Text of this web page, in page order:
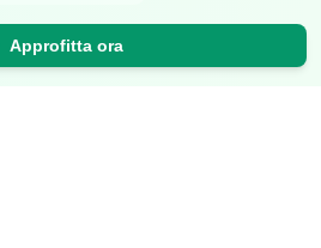
Approfitta ora
Calcolatori